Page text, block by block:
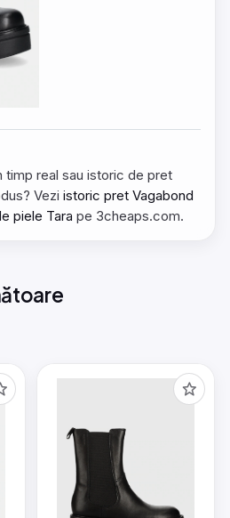
timp real sau istoric de pret
Vezi istoric pret Vagabond
piele Tara pe 3cheaps.com.